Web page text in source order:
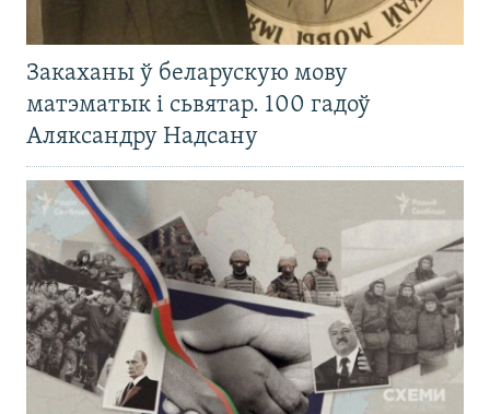
Закаханы ў беларускую мову
матэматык і сьвятар. 100 гадоў
Аляксандру Надсану